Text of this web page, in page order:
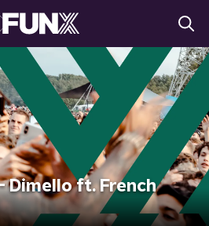
Dimello ft. French